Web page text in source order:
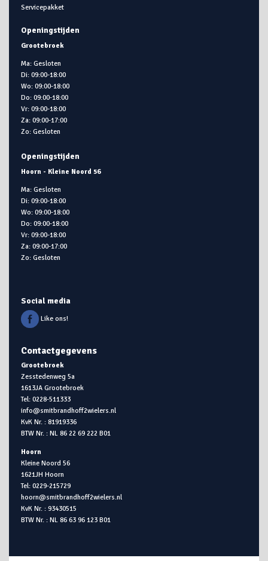
Servicepakket
Openingstijden
Grootebroek
Ma: Gesloten
Di: 09:00-18:00
Wo: 09:00-18:00
Do: 09:00-18:00
Vr: 09:00-18:00
Za: 09:00-17:00
Zo: Gesloten
Openingstijden
Hoorn - Kleine Noord 56
Ma: Gesloten
Di: 09:00-18:00
Wo: 09:00-18:00
Do: 09:00-18:00
Vr: 09:00-18:00
Za: 09:00-17:00
Zo: Gesloten
Social media
Like ons!
Contactgegevens
Grootebroek
Zesstedenweg 5a
1613JA Grootebroek
Tel: 0228-511333
info@smitbrandhoff2wielers.nl
KvK Nr. : 81919336
BTW Nr. : NL 86 22 69 222 B01
Hoorn
Kleine Noord 56
1621JH Hoorn
Tel: 0229-215729
hoorn@smitbrandhoff2wielers.nl
KvK Nr. : 93430515
BTW Nr. : NL 86 63 96 123 B01